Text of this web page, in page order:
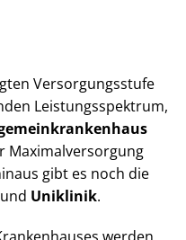
Ver­sor­gungs­stu­fe
Leis­tungs­spek­trum,
Ma­xi­mal­ver­sor­gung
gibt es noch die
und Uniklinik.